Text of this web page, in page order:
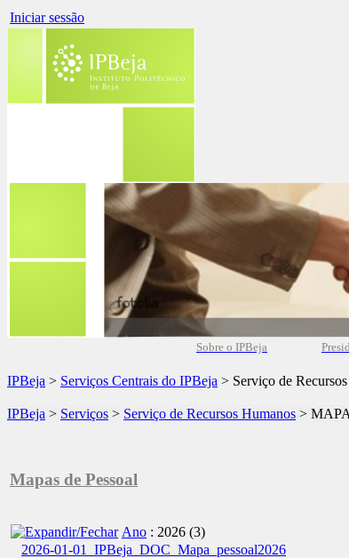
Iniciar sessão
Sobre o IPBeja
IPBeja > Serviços Centrais do IPBeja > Serviço de
IPBeja > Serviços > Serviço de Recursos Humanos >
Mapas de Pessoal
Ano : 2026 ‎(3)
2026-01-01_IPBeja_DOC_Mapa_pessoal2026